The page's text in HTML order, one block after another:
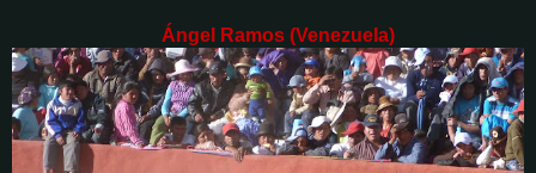
Ángel Ramos (Venezuela)